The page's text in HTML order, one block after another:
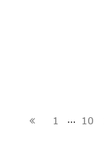
1 … 10